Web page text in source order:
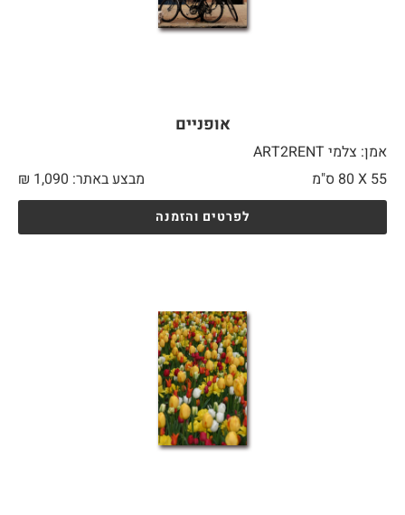
אופניים
אמן: צלמי ART2RENT
55 X
מבצע באתר: ₪ 1,090
לפרטים והזמנה